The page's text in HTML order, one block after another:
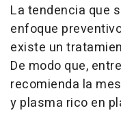
La tendencia que
enfoque
existe un
De modo que,
recomienda la
y plasma rico en